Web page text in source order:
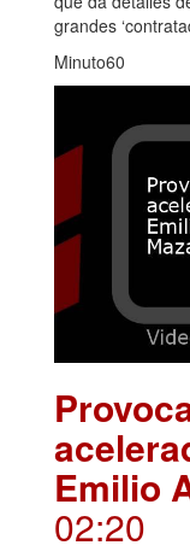
grandes
Minuto60
Emilio
02:20